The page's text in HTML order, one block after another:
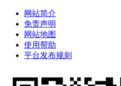
网站简介
免责声明
网站地图
使用帮助
平台发布规则